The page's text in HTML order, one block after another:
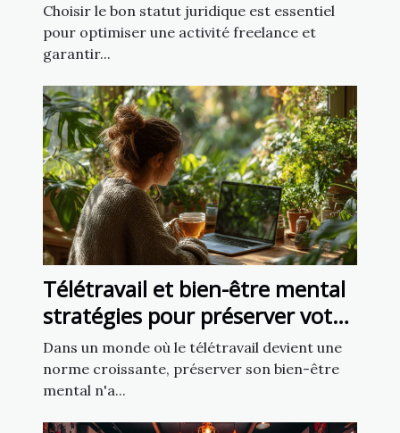
Choisir le bon statut juridique est essentiel
pour optimiser une activité freelance et
garantir...
Télétravail et bien-être mental
stratégies pour préserver votre
santé en travaillant à distance
Dans un monde où le télétravail devient une
norme croissante, préserver son bien-être
mental n'a...